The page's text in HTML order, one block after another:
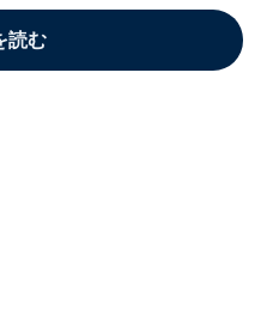
読む